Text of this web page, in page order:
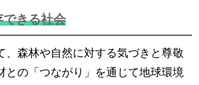
できる社会
、森林や自然に対する気づきと尊敬
との「つながり」を通じて地球環境